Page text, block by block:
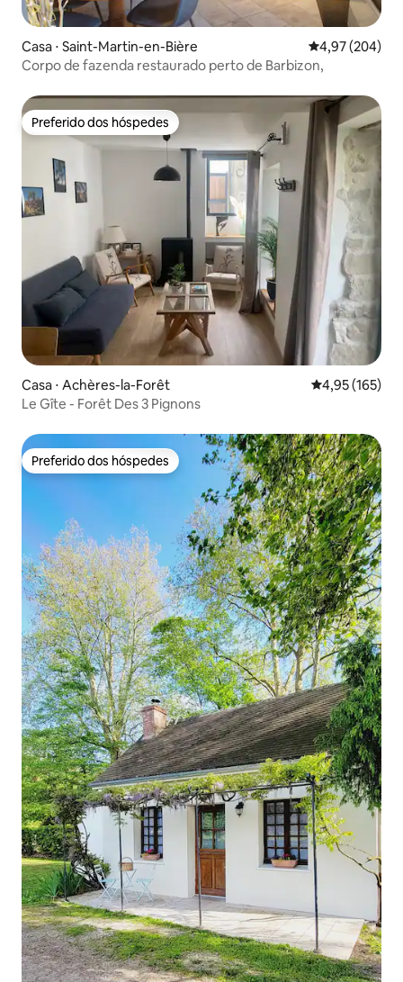
Casa ⋅ Saint-Martin-en-Bière 4,97 de uma
4,97 (204)
Corpo de fazenda restaurado perto de Barbizon,
Preferido dos hóspedes
Preferido dos hóspedes
Casa ⋅ Achères-la-Forêt 4,95 de uma
4,95 (165)
Le Gîte - Forêt Des 3 Pignons
Preferido dos hóspedes
Preferido dos hóspedes